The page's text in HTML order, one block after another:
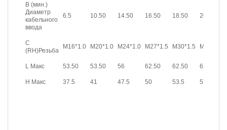
B (мин.)
Диаметр
кабельного
ввода
6.5 10.50 14.50 16.50 18.50 20.50
C
(RH)Резьба
M16*1.0 M20*1.0 M24*1.0 M27*1.5 M30*1.5 M33*1.5
L Макс 53.50 53.50 56 62.50 62.50 62.50
H Макс 37.5 41 47.5 50 53.5 57.5